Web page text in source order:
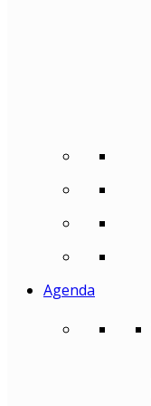
Agenda